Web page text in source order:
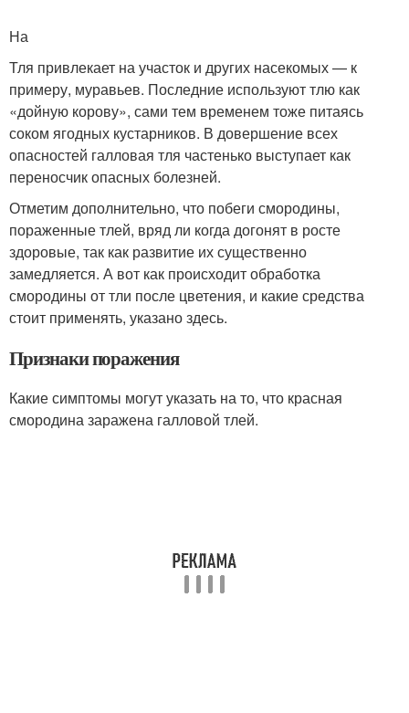
На
Тля привлекает на участок и других насекомых — к
примеру, муравьев. Последние используют тлю как
«дойную корову», сами тем временем тоже питаясь
соком ягодных кустарников. В довершение всех
опасностей галловая тля частенько выступает как
переносчик опасных болезней.
Отметим дополнительно, что побеги смородины,
пораженные тлей, вряд ли когда догонят в росте
здоровые, так как развитие их существенно
замедляется. А вот как происходит обработка
смородины от тли после цветения, и какие средства
стоит применять, указано здесь.
Признаки поражения
Какие симптомы могут указать на то, что красная
смородина заражена галловой тлей.